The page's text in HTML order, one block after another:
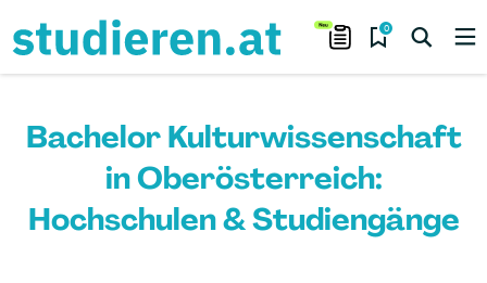
0
Bachelor Kulturwissenschaft
in Oberösterreich:
Hochschulen & Studiengänge